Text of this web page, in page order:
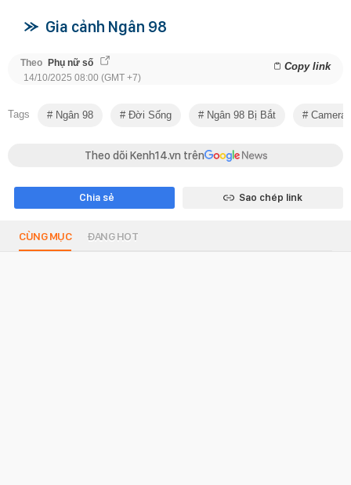
Gia cảnh Ngân 98
Theo Phụ nữ số Copy link
14/10/2025 08:00 (GMT +7)
Tags Ngân 98 Đời Sống Ngân 98 Bị Bắt Camera
Theo dõi Kenh14.vn trên
Chia sẻ Sao chép link
CÙNG MỤC ĐANG HOT